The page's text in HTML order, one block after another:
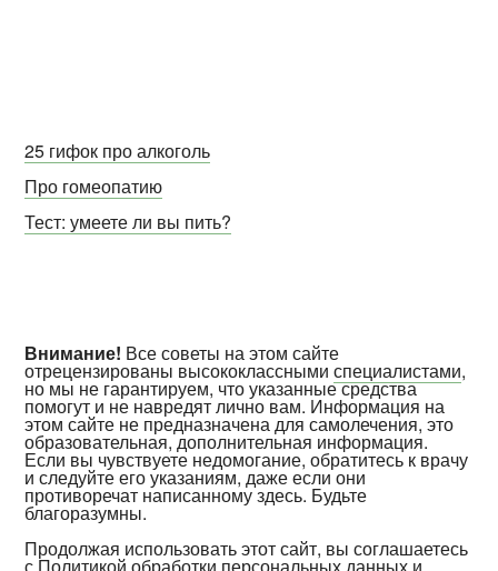
25 гифок про алкоголь
Про гомеопатию
Тест: умеете ли вы пить?
Внимание! Все советы на этом сайте
отрецензированы высококласснымиспециалистами,
но мы не гарантируем, что указанные средства
помогут и не навредят лично вам. Информация на
этом сайте не предназначена для самолечения, это
образовательная, дополнительная информация.
Если вы чувствуете недомогание, обратитесь к врачу
и следуйте его указаниям, даже если они
противоречат написанному здесь. Будьте
благоразумны.
Продолжая использовать этот сайт, вы соглашаетесь